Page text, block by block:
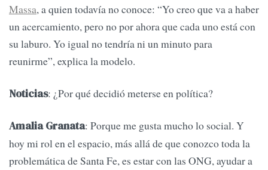
Massa, a quien todavía no conoce: “Yo creo que va a haber
un acercamiento, pero no por ahora que cada uno está con
su laburo. Yo igual no tendría ni un minuto para
reunirme”, explica la modelo.
Noticias: ¿Por qué decidió meterse en política?
Amalia Granata: Porque me gusta mucho lo social. Y
hoy mi rol en el espacio, más allá de que conozco toda la
problemática de Santa Fe, es estar con las ONG, ayudar a